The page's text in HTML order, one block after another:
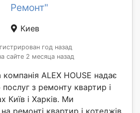
Ремонт"
Киев
год назад
сайте 2 месяца назад
ALEX HOUSE надає
з ремонту квартир і
Київ і Харків. Ми
ремонті квартир і котеджів